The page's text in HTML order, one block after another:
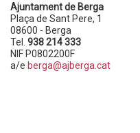
Ajuntament de Berga
Plaça de Sant Pere, 1
08600 - Berga
Tel. 938 214 333
NIF P0802200F
a/e berga@ajberga.cat